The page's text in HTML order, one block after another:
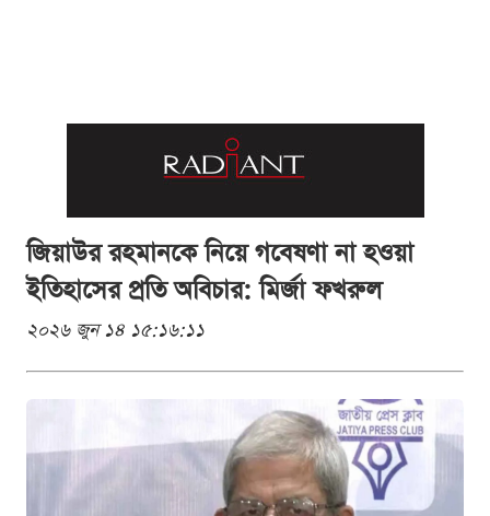
জিয়াউর রহমানকে নিয়ে গবেষণা না হওয়া
ইতিহাসের প্রতি অবিচার: মির্জা ফখরুল
২০২৬ জুন ১৪ ১৫:১৬:১১